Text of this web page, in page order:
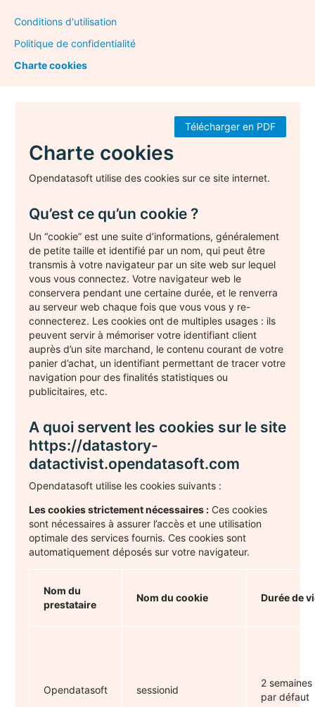
Conditions d'utilisation
Politique de confidentialité
Charte cookies
Télécharger en PDF
Charte cookies
Opendatasoft utilise des cookies sur ce site internet.
Qu’est ce qu’un cookie ?
Un “cookie” est une suite d’informations, généralement
de petite taille et identifié par un nom, qui peut être
transmis à votre navigateur par un site web sur lequel
vous vous connectez. Votre navigateur web le
conservera pendant une certaine durée, et le renverra
au serveur web chaque fois que vous vous y re-
connecterez. Les cookies ont de multiples usages : ils
peuvent servir à mémoriser votre identifiant client
auprès d’un site marchand, le contenu courant de votre
panier d’achat, un identifiant permettant de tracer votre
navigation pour des finalités statistiques ou
publicitaires, etc.
A quoi servent les cookies sur le site
https://datastory-
datactivist.opendatasoft.com
Opendatasoft utilise les cookies suivants :
Les cookies strictement nécessaires : Ces cookies
sont nécessaires à assurer l’accès et une utilisation
optimale des services fournis. Ces cookies sont
automatiquement déposés sur votre navigateur.
Nom du
prestataire
Nom du cookie Durée de
Opendatasoft sessionid
2 semaines
par défaut